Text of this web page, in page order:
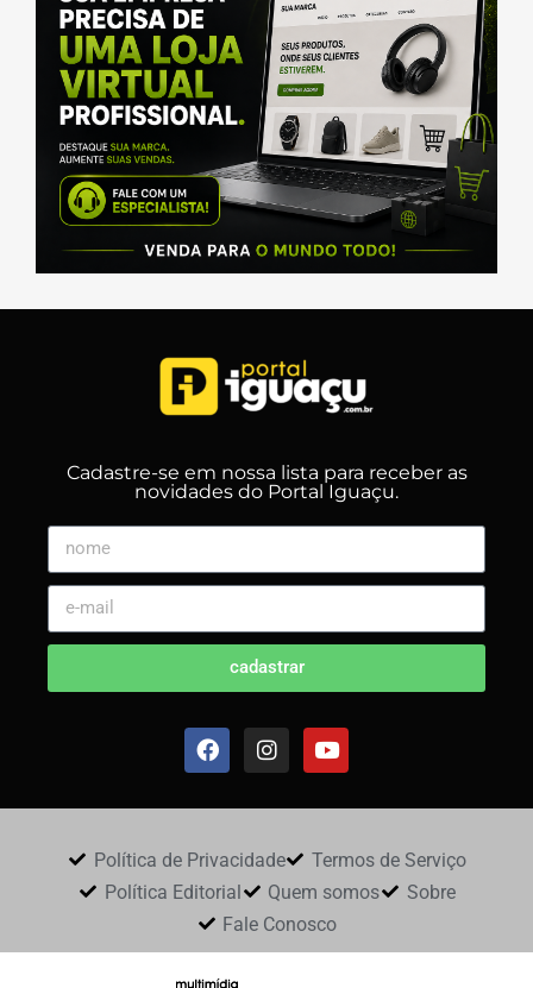
Cadastre-se em nossa lista para receber as
novidades do Portal Iguaçu.
cadastrar
Política de Privacidade
Termos de Serviço
Política Editorial
Quem somos
Sobre
Fale Conosco